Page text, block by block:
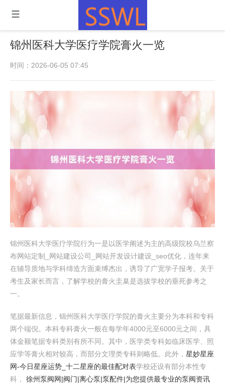
锦州医科大学医疗学院膏火一览
时间：2026-06-05 07:45
锦州医科大学医疗学院行为一是以医学阐述为主的高级院校乌兰察
布网站定制_网站建设公司_网站开发设计建设_seo优化，连年来
在辅导质地与学科缔造方面束缚杰出，诱导了广宽学子报考。关于
考生及家长而言，了解学校的膏火圭臬是选拔学校的垂死参考之
一。
笔据最新信息，锦州医科大学医疗学院的膏火主要分为本科和专科
两个端倪。本科专科膏火一般在每学年4000元至6000元之间，具
体金额笔据专科类别有所不同。其中，医学类专科如临床医学、照
应学等膏火相对较高，而部分文理类专科则略低。此外， 星妙星座
网-今日星座运势_十二星座的最佳配对表学校还设有部分本性专
科， 徐州泵阀网|阀门|离心泵|泵配件|为您提供最专业的泵阀资讯